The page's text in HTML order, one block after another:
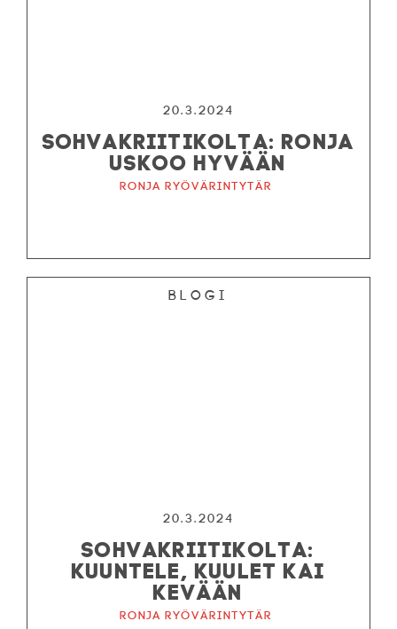
20.3.2024
SOHVAKRIITIKOLTA: RONJA
USKOO HYVÄÄN
Ronja ryövärintytär
Blogi
20.3.2024
SOHVAKRIITIKOLTA:
KUUNTELE, KUULET KAI
KEVÄÄN
Ronja ryövärintytär